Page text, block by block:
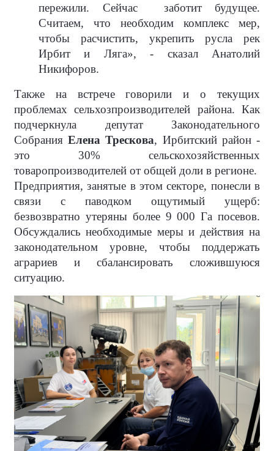
пережили. Сейчас
заботит будущее.
Считаем, что необходим комплекс мер,
чтобы расчистить, укрепить русла рек
Ирбит и Ляга», - сказал Анатолий
Никифоров.
Также на встрече говорили и о текущих
проблемах сельхозпроизводителей района. Как
подчеркнула депутат Законодательного
Собрания Елена Трескова, Ирбитский район -
это 30% сельскохозяйственных
товаропроизводителей от общей доли в регионе.
Предприятия, занятые в этом секторе, понесли в
связи с паводком ощутимый ущерб:
безвозвратно утеряны более 9 000 Га посевов.
Обсуждались необходимые меры и действия на
законодательном уровне, чтобы поддержать
аграриев и сбалансировать сложившуюся
ситуацию.